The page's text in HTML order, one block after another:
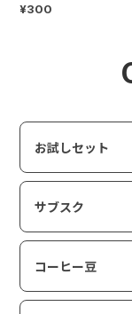
¥300
お試しセット
サブスク
コーヒー豆